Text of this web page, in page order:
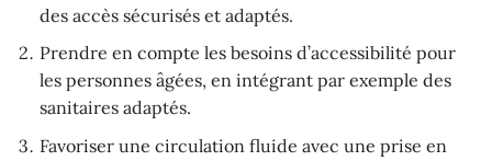
des accès sécurisés et adaptés.
Prendre en compte les besoins d’accessibilité pour
les personnes âgées, en intégrant par exemple des
sanitaires adaptés.
Favoriser une circulation fluide avec une prise en